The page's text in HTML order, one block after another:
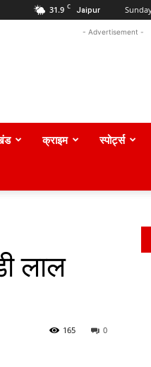
31.9 C Jaipur
- Advertisement -
क्राइम स्पोर्ट्स
लाल
0
165